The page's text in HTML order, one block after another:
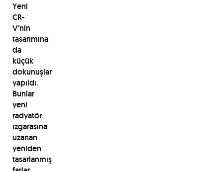
Yeni
CR-
V’nin
tasarımına
da
küçük
dokunuşlar
yapıldı.
Bunlar
yeni
radyatör
ızgarasına
uzanan
yeniden
tasarlanmış